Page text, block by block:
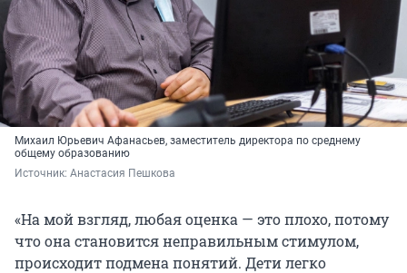
Михаил Юрьевич Афанасьев, заместитель директора по среднему
общему образованию
Источник: Анастасия Пешкова
«На мой взгляд, любая оценка — это плохо, потому
что она становится неправильным стимулом,
происходит подмена понятий. Дети легко